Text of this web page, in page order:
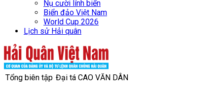
Nụ cười lính biển
Biển đảo Việt Nam
World Cup 2026
Lịch sử Hải quân
Tổng biên tập Đại tá CAO VĂN DÂN